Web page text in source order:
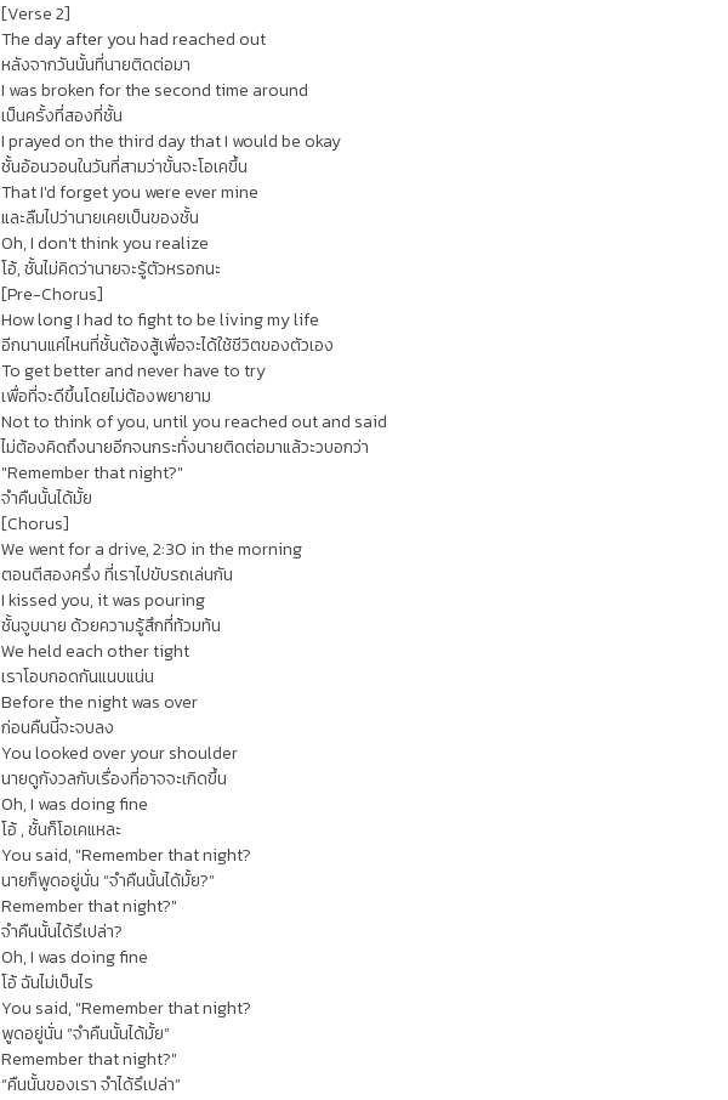
[Verse 2]
The day after you had reached out
หลังจากวันนั้นที่นายติดต่อมา
I was broken for the second time around
เป็นครั้งที่สองที่ชั้น
I prayed on the third day that I would be okay
ชั้นอ้อนวอนในวันที่สามว่าขั้นจะโอเคขึ้น
That I'd forget you were ever mine
และลืมไปว่านายเคยเป็นของชั้น
Oh, I don't think you realize
โอ้, ชั้นไม่คิดว่านายจะรู้ตัวหรอกนะ
[Pre-Chorus]
How long I had to fight to be living my life
อีกนานแค่ไหนที่ชั้นต้องสู้เพื่อจะได้ใช้ชีวิตของตัวเอง
To get better and never have to try
เพื่อที่จะดีขึ้นโดยไม่ต้องพยายาม
Not to think of you, until you reached out and said
ไม่ต้องคิดถึงนายอีกจนกระทั่งนายติดต่อมาแล้วะวบอกว่า
"Remember that night?"
จำคืนนั้นได้มั้ย
[Chorus]
We went for a drive, 2:30 in the morning
ตอนตีสองครึ่ง ที่เราไปขับรถเล่นกัน
I kissed you, it was pouring
ชั้นจูบนาย ด้วยความรู้สึกที่ท้วมท้น
We held each other tight
เราโอบกอดกันแนบแน่น
Before the night was over
ก่อนคืนนี้จะจบลง
You looked over your shoulder
นายดูกังวลกับเรื่องที่อาจจะเกิดขึ้น
Oh, I was doing fine
โอ้ , ชั้นก็โอเคแหละ
You said, "Remember that night?
นายก็พูดอยู่นั่น “จำคืนนั้นได้มั้ย?”
Remember that night?"
จำคืนนั้นได้รึเปล่า?
Oh, I was doing fine
โอ้ ฉันไม่เป็นไร
You said, "Remember that night?
พูดอยู่นั่น “จำคืนนั้นได้มั้ย”
Remember that night?"
“คืนนั้นของเรา จำได้รึเปล่า”